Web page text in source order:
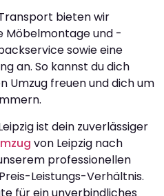
bieten wir
Möbelmontage und -
sowie eine
an. So kannst du dich
Umzug freuen und dich um
ist dein zuverlässiger
von Leipzig nach
professionellen
Leistungs-Verhältnis.
für ein unverbindliches